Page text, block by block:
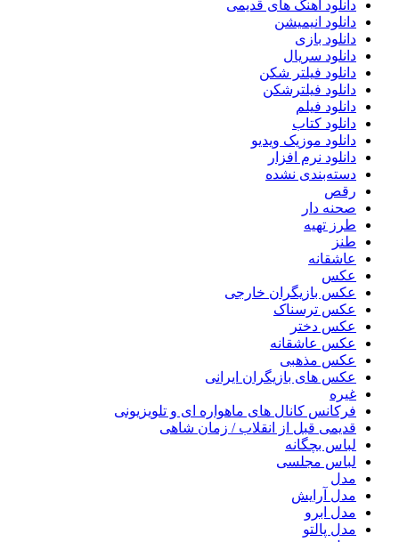
دانلود آهنگ های قدیمی
دانلود انیمیشن
دانلود بازی
دانلود سریال
دانلود فیلتر شکن
دانلود فیلترشکن
دانلود فیلم
دانلود کتاب
دانلود موزیک ویدیو
دانلود نرم افزار
دسته‌بندی نشده
رقص
صحنه دار
طرز تهیه
طنز
عاشقانه
عکس
عکس بازیگران خارجی
عکس ترسناک
عکس دختر
عکس عاشقانه
عکس مذهبی
عکس های بازیگران ایرانی
غیره
فرکانس کانال های ماهواره ای و تلویزیونی
قدیمی قبل از انقلاب / زمان شاهی
لباس بچگانه
لباس مجلسی
مدل
مدل آرایش
مدل ابرو
مدل پالتو